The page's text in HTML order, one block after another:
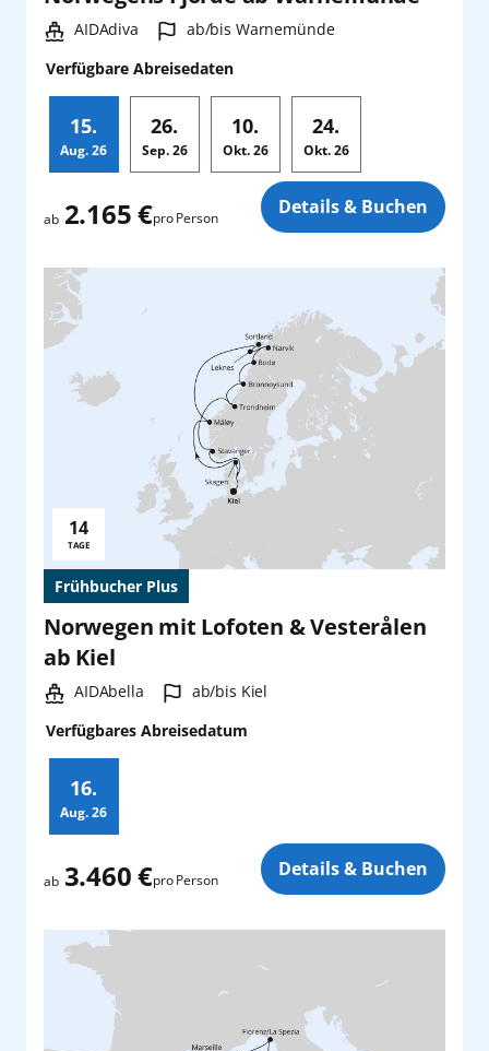
Schiff:
AIDAdiva Hafen:
ab/bis Warnemünde
Verfügbare Abreisedaten
15.
Aug. 26
26.
Sep.26
10.
Okt.26
24.
Okt.26
ab 2.165 €pro Person Details & Buchen
Frühbucher Plus
Norwegen mit Lofoten & Vesterålen
ab Kiel
Schiff:
AIDAbella Hafen:
ab/bis Kiel
Verfügbares Abreisedatum
16.
Aug. 26
Reisedauer:
14
TAGE
ab 3.460 €pro Person Details & Buchen